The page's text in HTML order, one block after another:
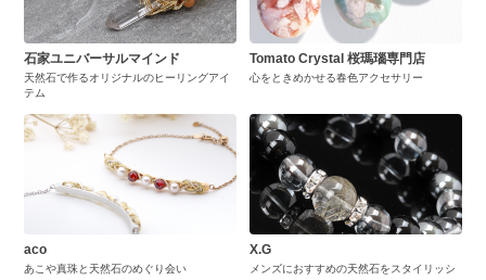
石家ユニバーサルマインド
天然石で作るオリジナルのヒーリングアイ
テム
Tomato Crystal 桜瑪瑙専門店
心をときめかせる春色アクセサリー
aco
あこや真珠と天然石のめぐり会い
X.G
メンズにおすすめの天然石をスタイリッシ